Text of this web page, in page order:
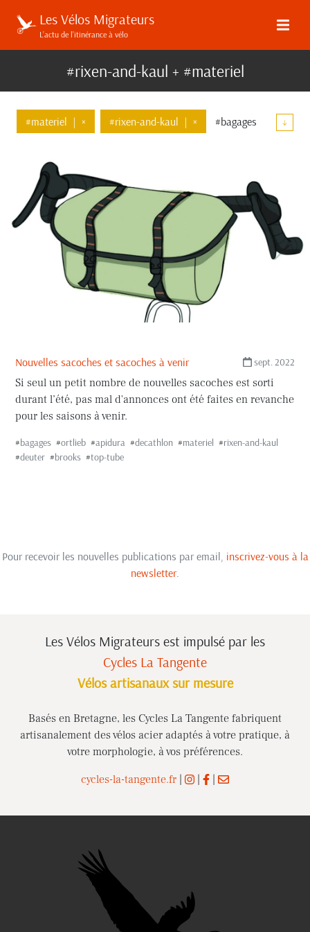
Les Vélos Migrateurs
L’actu de l’itinérance à vélo
#rixen-and-kaul + #materiel
#materiel | × #rixen-and-kaul | × #bagages
#brooks #deuter
↓
sept. 2022
Nouvelles sacoches et sacoches à venir
Si seul un petit nombre de nouvelles sacoches est sorti
durant l’été, pas mal d'annonces ont été faites en revanche
pour les saisons à venir.
#bagages #ortlieb #apidura #decathlon #materiel #rixen-and-kaul
#deuter #brooks #top-tube
Pour recevoir les nouvelles publications par email, inscrivez-vous à la
newsletter.
Les Vélos Migrateurs est impulsé par les
Cycles La Tangente
Vélos artisanaux sur mesure
Basés en Bretagne, les Cycles La Tangente fabriquent
artisanalement des vélos acier adaptés à votre pratique, à
votre morphologie, à vos préférences.
cycles-la-tangente.fr